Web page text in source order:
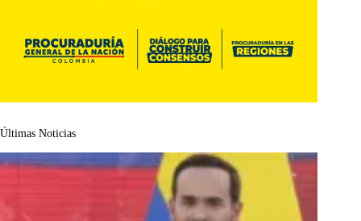
Últimas Noticias